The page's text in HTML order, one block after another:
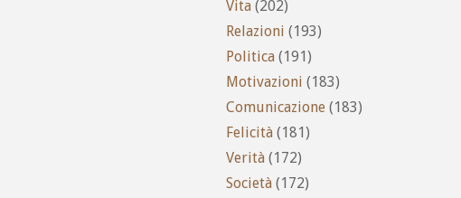
Vita (202)
Relazioni (193)
Politica (191)
Motivazioni (183)
Comunicazione (183)
Felicità (181)
Verità (172)
Società (172)